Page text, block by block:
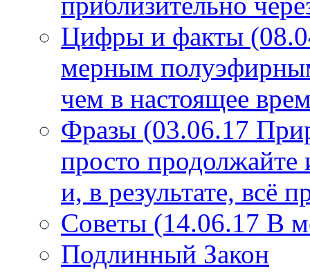
Цифры и факты
мерным
чем в настоящее
Фразы (03.06.17
просто продолжайте
и, в результате, всё
Советы (14.06.17 В
Подлинный Закон